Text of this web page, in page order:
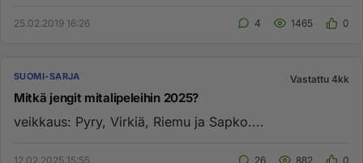
25.02.2019 16:26 4 1465 0
SUOMI-SARJA Vastattu 4kk
Mitkä jengit mitalipeleihin 2025?
veikkaus: Pyry, Virkiä, Riemu ja Sapko....
12.02.2025 15:55 26 882 0